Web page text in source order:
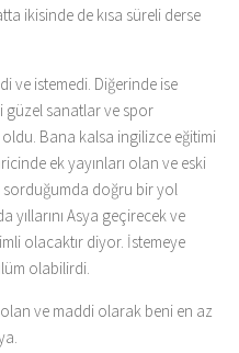
ikisinde de kısa süreli derse
ve istemedi. Diğerinde ise
güzel sanatlar ve spor
Bana kalsa ingilizce eğitimi
ek yayınları olan ve eski
doğru bir yol
Asya geçirecek ve
olacaktır diyor. İstemeye
olabilirdi.
ve maddi olarak beni en az